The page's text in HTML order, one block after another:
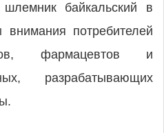
байкальский в
внимания потребителей
фармацевтов и
разрабатывающих